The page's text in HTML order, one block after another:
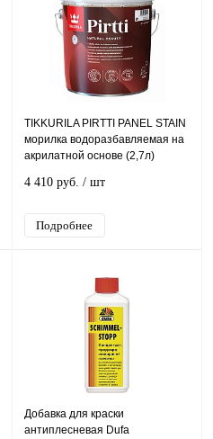
TIKKURILA PIRTTI PANEL STAIN
морилка водоразбавляемая на
акрилатной основе (2,7л)
4 410 руб. / шт
Подробнее
Добавка для краски
антиплесневая Dufa